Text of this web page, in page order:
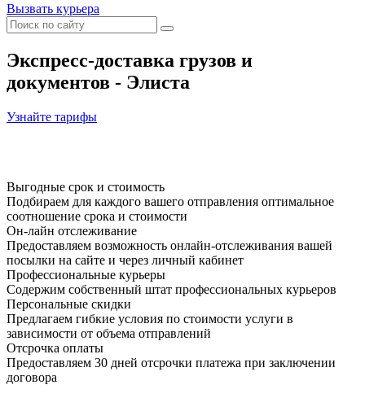
Вызвать курьера
Экспресс-доставка грузов и
документов - Элиста
Узнайте тарифы
Выгодные срок и стоимость
Подбираем для каждого вашего отправления оптимальное
соотношение срока и стоимости
Он-лайн отслеживание
Предоставляем возможность онлайн-отслеживания вашей
посылки на сайте и через личный кабинет
Профессиональные курьеры
Содержим собственный штат профессиональных курьеров
Персональные скидки
Предлагаем гибкие условия по стоимости услуги в
зависимости от объема отправлений
Отсрочка оплаты
Предоставляем 30 дней отсрочки платежа при заключении
договора